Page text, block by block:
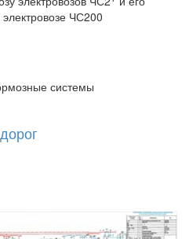
ЧС200
системы